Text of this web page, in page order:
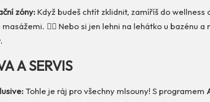
zóny: Když budeš chtít zklidnit, zamíříš do wellness
masážemi. 🧖‍♂️ Nebo si jen lehni na lehátko u bazénu a
A SERVIS
Tohle je ráj pro všechny mlsouny! S programem